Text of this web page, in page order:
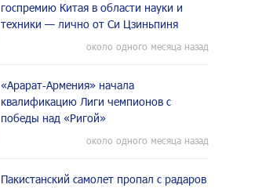
госпремию Китая в области науки и
техники — лично от Си Цзиньпиня
около одного месяца назад
«Арарат‑Армения» начала
квалификацию Лиги чемпионов с
победы над «Ригой»
около одного месяца назад
Пакистанский самолет пропал с радаров